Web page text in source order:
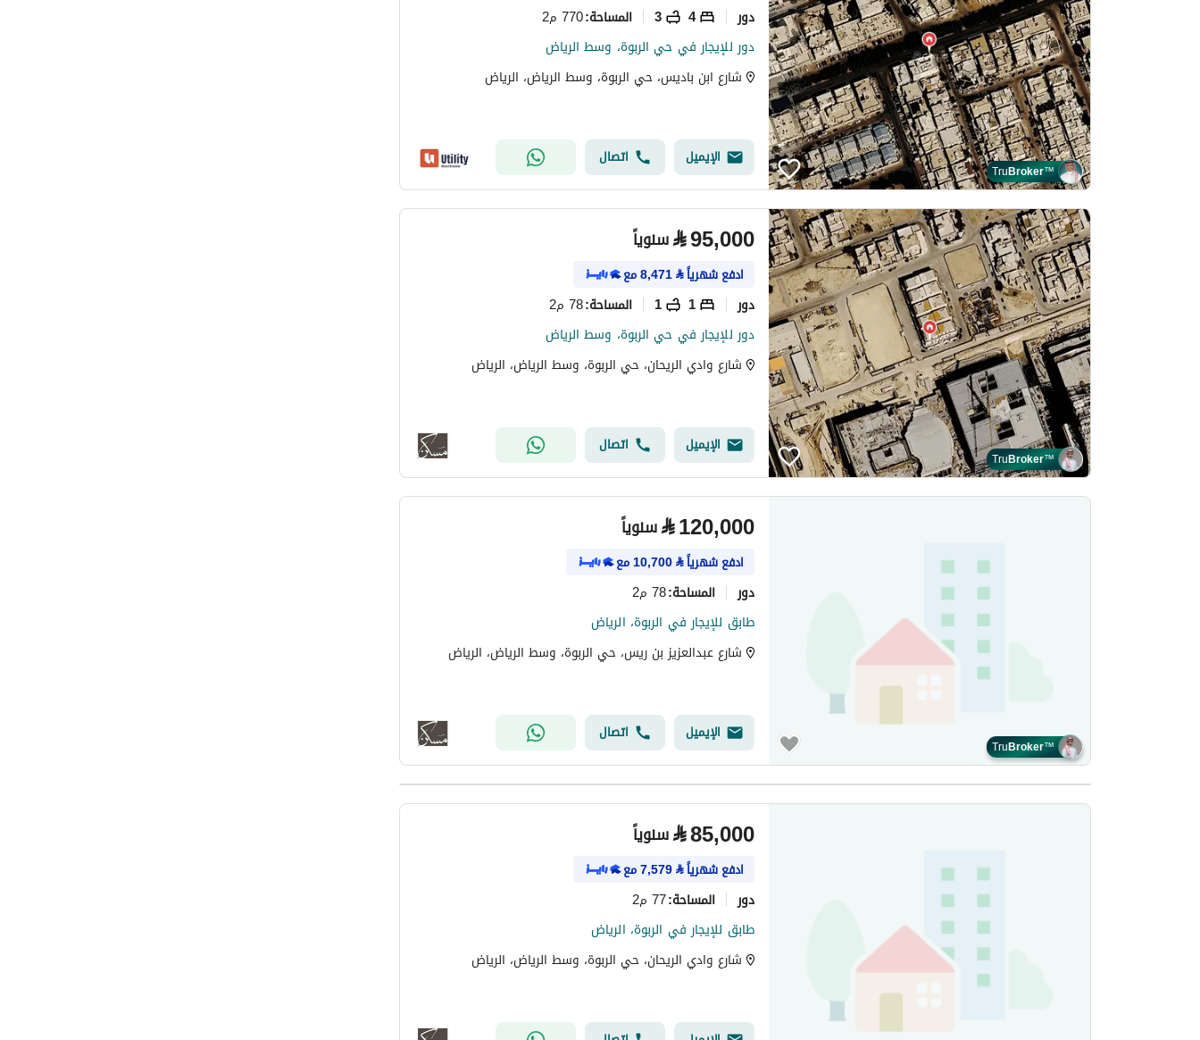
TruBroker™
دور 4
3 المساحة:770 م2
دور للإيجار في حي الربوة، وسط الرياض
شارع ابن باديس، حي الربوة، وسط الرياض، الرياض
الإيميل اتصال
TruBroker™
⃁95,000 سنوياً
ادفع شهرياً⃁
8,471مع
دور 1
1 المساحة:78 م2
دور للإيجار في حي الربوة، وسط الرياض
شارع وادي الريحان، حي الربوة، وسط الرياض، الرياض
الإيميل اتصال
TruBroker™
⃁120,000 سنوياً
ادفع شهرياً⃁
10,700مع
دور المساحة:78 م2
طابق للإيجار في الربوة، الرياض
شارع عبدالعزيز بن ريس، حي الربوة، وسط الرياض، الرياض
الإيميل اتصال
⃁85,000 سنوياً
ادفع شهرياً⃁
7,579مع
دور المساحة:77 م2
طابق للإيجار في الربوة، الرياض
شارع وادي الريحان، حي الربوة، وسط الرياض، الرياض